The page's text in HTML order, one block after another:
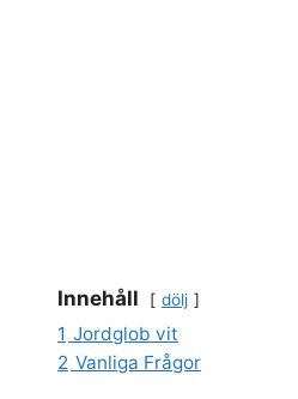
Innehåll dölj
1 Jordglob vit
2 Vanliga Frågor